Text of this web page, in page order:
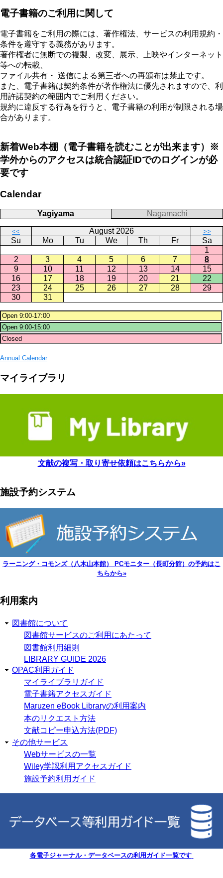
電子書籍のご利用に関して
電子書籍をご利用の際には、著作権法、サービスの利用規約・
条件を遵守する義務があります。
著作権者に無断での複製、改変、展示、上映やインターネット
等への転載、
ファイル共有・ 送信による第三者への再頒布は禁止です。
また、電子書籍は契約条件が著作権法に優先されますので、利
用許諾契約の範囲内でご利用ください。
規約に違反する行為を行うと、電子書籍の利用が制限される場
合があります。
新着Web本棚（電子書籍を読むことが出来ます）※
学外からのアクセスは統合認証IDでのログインが必
要です
Calendar
Yagiyama Nagamachi
<< August 2026 >>
Su Mo Tu We Th Fr
Sa
1
2
3 4 5 6 7
8
9
10 11 12 13 14
15
16
17 18 19 20 21
22
23
24 25 26 27 28
29
30
31
Annual Calendar
マイライブラリ
文献の複写・取り寄せ依頼はこちらから»
施設予約システム
ラーニング・コモンズ（八木山本館） PCモニター（長町分館）の予約はこ
ちらから»
利用案内
図書館について
図書館サービスのご利用にあたって
図書館利用細則
LIBRARY GUIDE 2026
OPAC利用ガイド
マイライブラリガイド
電子書籍アクセスガイド
Maruzen eBook Libraryの利用案内
本のリクエスト方法
文献コピー申込方法(PDF)
その他サービス
Webサービスの一覧
Wiley学認利用アクセスガイド
施設予約利用ガイド
各電子ジャーナル・データベースの利用ガイド一覧です